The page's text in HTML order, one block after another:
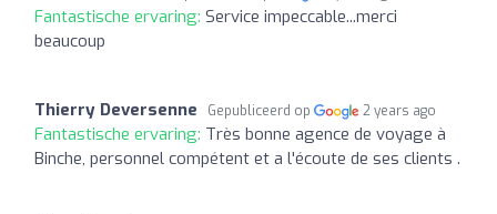
Fantastische ervaring: Service impeccable...merci
beaucoup
Thierry Deversenne Gepubliceerd op 2 years ago
Fantastische ervaring: Très bonne agence de voyage à
Binche, personnel compétent et a l'écoute de ses clients .